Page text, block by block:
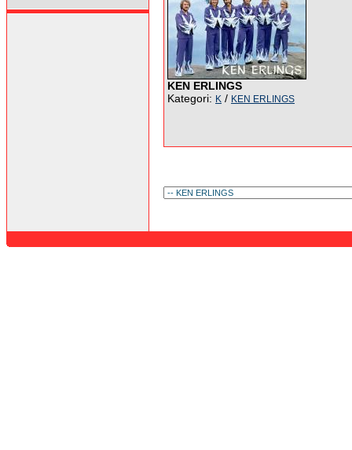
KEN ERLINGS
Kategori: K / KEN ERLINGS